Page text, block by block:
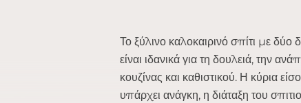
Το ξύλινο καλοκαιρινό σπίτι με
είναι ιδανικά για τη δουλειά, την
κουζίνας και καθιστικού. Η κύρια
υπάρχει ανάγκη, η διάταξη του